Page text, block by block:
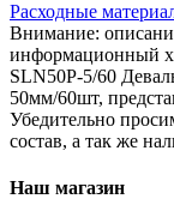
Расходные
Внимание:
информационный
SLN50P-5/60
50мм/60шт,
Убедительно
состав, а так же
Наш магазин